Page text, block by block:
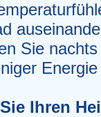
Sie
Ihren